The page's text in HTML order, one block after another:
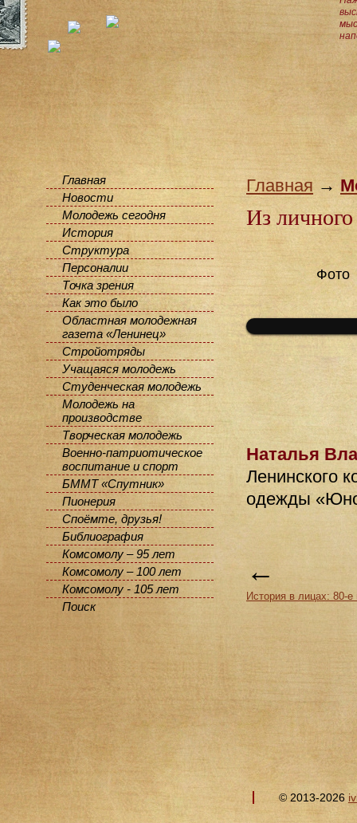
Главная
Новости
Молодежь сегодня
История
Структура
Персоналии
Точка зрения
Как это было
Областная молодежная
газета «Ленинец»
Стройотряды
Учащаяся молодежь
Студенческая молодежь
Молодежь на
производстве
Творческая молодежь
Военно-патриотическое
воспитание и спорт
БММТ «Спутник»
Пионерия
Споёмте, друзья!
Библиография
Комсомолу – 95 лет
Комсомолу – 100 лет
Комсомолу - 105 лет
Поиск
Главная→
Из
Фото
Наталья
Ленинского
одежды
←
История в лицах: 80-е
© 2013-2026